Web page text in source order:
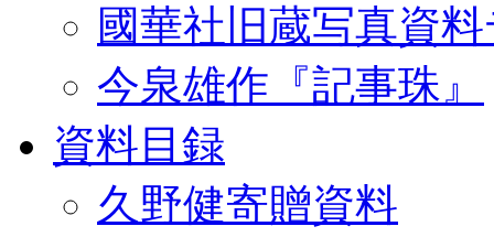
國華社旧蔵写真資
今泉雄作『記事珠』
資料目録
久野健寄贈資料